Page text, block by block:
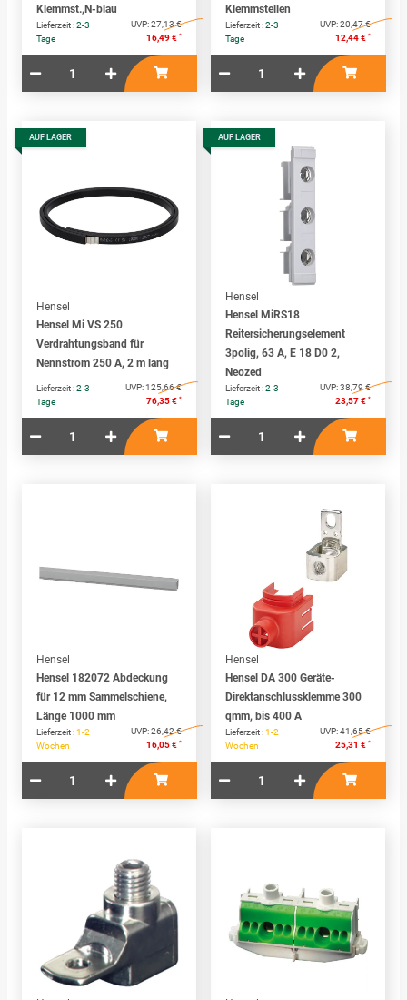
Klemmst.,N-blau
Lieferzeit :2-3
Tage
UVP:27,13 €
16,49 € *
Klemmstellen
Lieferzeit :2-3
Tage
UVP:20,47 €
12,44 € *
AUF LAGER
Hensel
Hensel Mi VS 250
Verdrahtungsband für
Nennstrom 250 A, 2 m lang
Lieferzeit :2-3
Tage
UVP:125,66 €
76,35 € *
AUF LAGER
Hensel
Hensel MiRS18
Reitersicherungselement
3polig, 63 A, E 18 D0 2,
Neozed
Lieferzeit :2-3
Tage
UVP:38,79 €
23,57 € *
Hensel
Hensel 182072 Abdeckung
für 12 mm Sammelschiene,
Länge 1000 mm
Lieferzeit :1-2
Wochen
UVP:26,42 €
16,05 € *
Hensel
Hensel DA 300 Geräte-
Direktanschlussklemme 300
qmm, bis 400 A
Lieferzeit :1-2
Wochen
UVP:41,65 €
25,31 € *